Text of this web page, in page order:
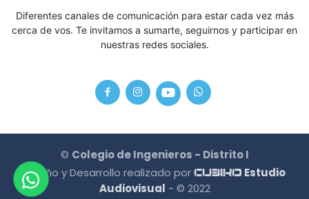
Diferentes canales de comunicación para estar cada vez más
cerca de vos. Te invitamos a sumarte, seguirnos y participar en
nuestras redes sociales.
© Colegio de Ingenieros - Distrito I
Diseño y Desarrollo realizado por CU3IKO Estudio
Audiovisual - © 2022